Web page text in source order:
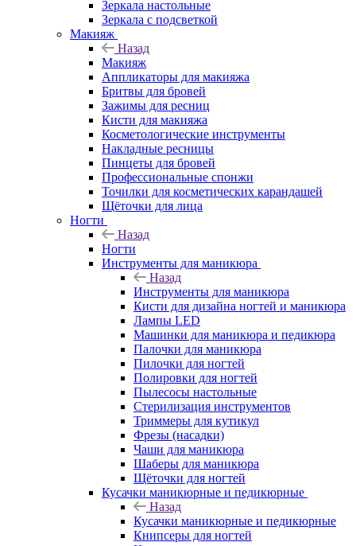
Зеркала настольные
Зеркала с подсветкой
Макияж
Назад
Макияж
Аппликаторы для макияжа
Бритвы для бровей
Зажимы для ресниц
Кисти для макияжа
Косметологические инструменты
Накладные ресницы
Пинцеты для бровей
Профессиональные спонжи
Точилки для косметических карандашей
Щёточки для лица
Ногти
Назад
Ногти
Инструменты для маникюра
Назад
Инструменты для маникюра
Кисти для дизайна ногтей и маникюра
Лампы LED
Машинки для маникюра и педикюра
Палочки для маникюра
Пилочки для ногтей
Полировки для ногтей
Пылесосы настольные
Стерилизация инструментов
Триммеры для кутикул
Фрезы (насадки)
Чаши для маникюра
Шаберы для маникюра
Щёточки для ногтей
Кусачки маникюрные и педикюрные
Назад
Кусачки маникюрные и педикюрные
Книпсеры для ногтей